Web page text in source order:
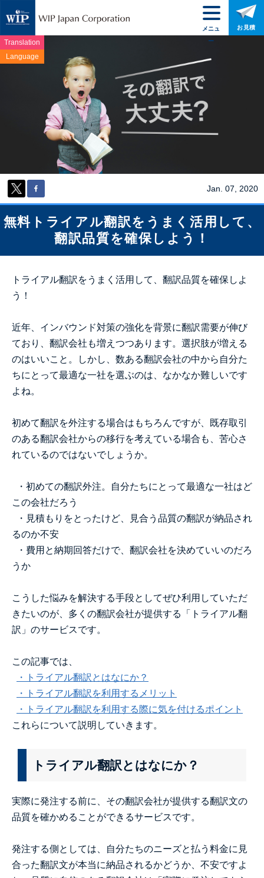
Translation
Language
Jan. 07, 2020
無料トライアル翻訳をうまく活用して、
翻訳品質を確保しよう！
トライアル翻訳をうまく活用して、翻訳品質を確保しよ
う！
近年、インバウンド対策の強化を背景に翻訳需要が伸び
ており、翻訳会社も増えつつあります。選択肢が増える
のはいいこと。しかし、数ある翻訳会社の中から自分た
ちにとって最適な一社を選ぶのは、なかなか難しいです
よね。
初めて翻訳を外注する場合はもちろんですが、既存取引
のある翻訳会社からの移行を考えている場合も、苦心さ
れているのではないでしょうか。
・初めての翻訳外注。自分たちにとって最適な一社はど
この会社だろう
・見積もりをとったけど、見合う品質の翻訳が納品され
るのか不安
・費用と納期回答だけで、翻訳会社を決めていいのだろ
うか
こうした悩みを解決する手段としてぜひ利用していただ
きたいのが、多くの翻訳会社が提供する「トライアル翻
訳」のサービスです。
この記事では、
・トライアル翻訳とはなにか？
・トライアル翻訳を利用するメリット
・トライアル翻訳を利用する際に気を付けるポイント
これらについて説明していきます。
トライアル翻訳とはなにか？
実際に発注する前に、その翻訳会社が提供する翻訳文の
品質を確かめることができるサービスです。
発注する側としては、自分たちのニーズと払う料金に見
合った翻訳文が本当に納品されるかどうか、不安ですよ
メニュ
ー
お見積